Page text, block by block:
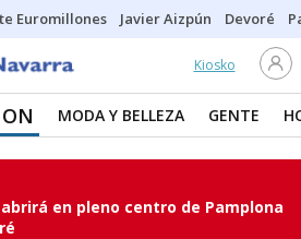
Euromillones Javier Aizpún Devoré
Kiosko
MODA Y BELLEZA GENTE
en pleno centro de Pamplona